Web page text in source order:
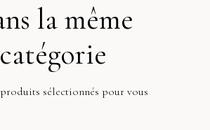
la même
catégorie
produits sélectionnés pour vous